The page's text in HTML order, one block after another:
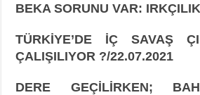
BEKA SORUNU VAR:
TÜRKİYE’DE İÇ SAVAŞ
ÇALIŞILIYOR ?/22.07.2021
DERE GEÇİLİRKEN;